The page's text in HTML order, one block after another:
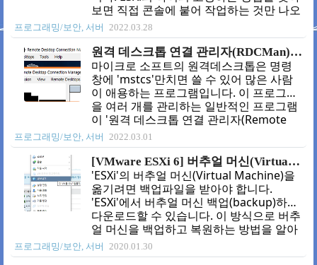
invalidate (total of {count} locked up,
PCPU(s) : {number} ) 완전히 헛짓거리 하
고 있었네요 ㅎㅎㅎㅎㅎ오류 내용을 보면
CPU 3, 10번이..
보면 직접 콘솔에 붙어 작업하는 것만 나오
는데요..... Web UI에서도 변경이 가능합니
다. 1. 메뉴 찾기 메뉴를 찾는 게 좀 복잡하
긴 합니다. 탐색기 > 네트워킹 또는 탐색기
> 네트워킹 VM Network > 추가 네트워크
에서 'Management Network'를 클릭합
니다. 'vSwitch 토폴로지'에 보면
'VMkernel 포트'가 있는데 이것이 지금
ESXi가 사용하고 있는 네트워크 정보입니
다. 클릭해서 들어가고 작업 > 설정 편집 을
눌러 줍니다. 2. 수정 여기를 설정하려는 값
으로 수정하고 저장하면 됩니다. 마무리 ..
프로그래밍/보안, 서버 2022.03.28
원격 데스크톱 연결 관리자(RDCMan)의 새로운 버전(2.9)과 이전의 취약점 정보
마이크로 소프트의 원격데스크톱은 명령
창에 'mstcs'만치면 쓸 수 있어 많은 사람
이 애용하는 프로그램입니다. 이 프로그램
을 여러 개를 관리하는 일반적인 프로그램
이 '원격 데스크톱 연결 관리자(Remote
Desktop Connection Manager)'입니다.
보통 약자로 'RDCMan'이라고 씁니다. 이
프로그램도 마이크로 소프트에서 만든 프
로그램으로 별다른 기능 없이 여러 원격데
스크톱을 관리가 필요할 때 많이 사용합니
다. 1. 취약점 꽤 오랫동안 업데이트가 없다
가 취약점이 발견되면서 사용하지 말라고
권고가 됐습니다. (참고 : 보안뉴스 - MS, 원
격 데스크톱 연결 관리자 프로그램 지원 중
단해 ) MS의 권고문을 보면 "이 취약점을
프로그래밍/보안, 서버 2022.03.01
[VMware ESXi 6] 버추얼 머신(Virtual Machine) 백업(Backup)하고 복원(Restore)하기
'ESXi'의 버추얼 머신(Virtual Machine)을
옮기려면 백업파일을 받아야 합니다.
'ESXi'에서 버추얼 머신 백업(backup)하면
다운로드할 수 있습니다. 이 방식으로 버추
얼 머신을 백업하고 복원하는 방법을 알아
봅시다. 0. OVF 툴 설치하기 'VMware OVF
Tool'을 사용해도 되고 웹상에서 해도 됩니
프로그래밍/보안, 서버 2020.01.30